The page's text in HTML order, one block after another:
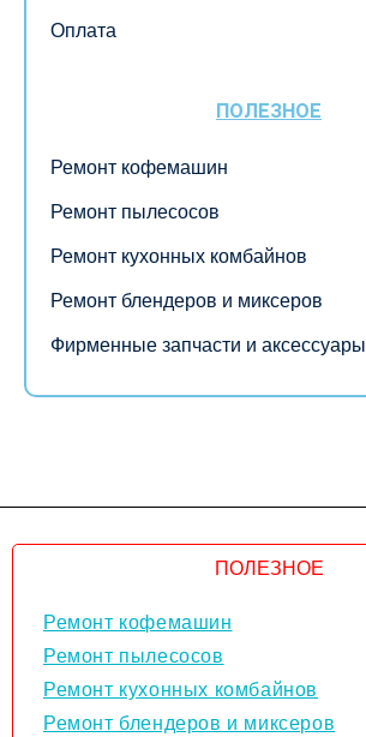
Оплата
ПОЛЕЗНОЕ
Ремонт кофемашин
Ремонт пылесосов
Ремонт кухонных комбайнов
Ремонт блендеров и миксеров
Фирменные запчасти и аксессуары
ПОЛЕЗНОЕ
Ремонт кофемашин
Ремонт пылесосов
Ремонт кухонных комбайнов
Ремонт блендеров и миксеров